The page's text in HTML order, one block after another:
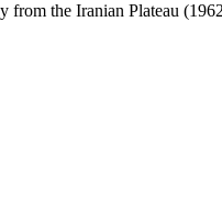
the Iranian Plateau